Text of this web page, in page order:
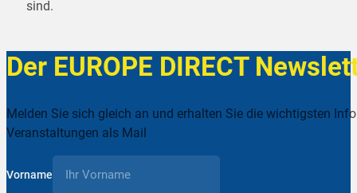
sind.
Der EUROPE DIRECT
Melden Sie sich gleich an und erhalten Sie die wichtigsten
Veranstaltungen als Mail
Vorname